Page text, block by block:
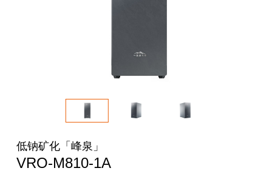
低钠矿化「峰泉」
VRO-M810-1A